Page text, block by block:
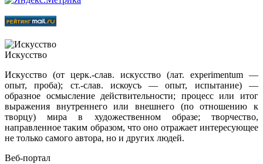
Искусство
Искусство (от церк.-слав. искусство (лат. experimentum —
опыт, проба); ст.‑слав. искоусъ — опыт, испытание) —
образное осмысление действительности; процесс или итог
выражения внутреннего или внешнего (по отношению к
творцу) мира в художественном образе; творчество,
направленное таким образом, что оно отражает интересующее
не только самого автора, но и других людей.
Веб-портал